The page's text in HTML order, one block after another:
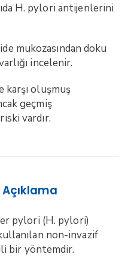
H. pylori antijenlerini
mukozasından doku
incelenir.
karşı oluşmuş
geçmiş
vardır.
Açıklama
pylori (H. pylori)
non-invazif
bir yöntemdir.